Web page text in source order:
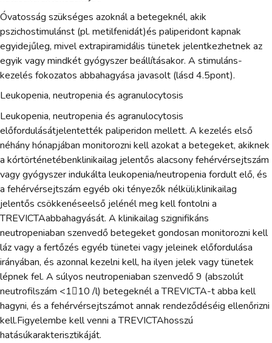
Óvatosság szükséges azoknál a betegeknél, akik
pszichostimulánst (pl. metilfenidát)és paliperidont kapnak
egyidejűleg, mivel extrapiramidális tünetek jelentkezhetnek az
egyik vagy mindkét gyógyszer beállításakor. A stimuláns-
kezelés fokozatos abbahagyása javasolt (lásd 4.5pont).
Leukopenia, neutropenia és agranulocytosis
Leukopenia, neutropenia és agranulocytosis
előfordulásátjelentették paliperidon mellett. A kezelés első
néhány hónapjában monitorozni kell azokat a betegeket, akiknek
a kórtörténetébenklinikailag jelentős alacsony fehérvérsejtszám
vagy gyógyszer indukálta leukopenia/neutropenia fordult elő, és
a fehérvérsejtszám egyéb oki tényezők nélküli,klinikailag
jelentős csökkenéseelső jelénél meg kell fontolni a
TREVICTAabbahagyását. A klinikailag szignifikáns
neutropeniaban szenvedő betegeket gondosan monitorozni kell
láz vagy a fertőzés egyéb tünetei vagy jeleinek előfordulása
irányában, és azonnal kezelni kell, ha ilyen jelek vagy tünetek
lépnek fel. A súlyos neutropeniaban szenvedő 9 (abszolút
neutrofilszám <110 /l) betegeknél a TREVICTA-t abba kell
hagyni, és a fehérvérsejtszámot annak rendeződéséig ellenőrizni
kell.Figyelembe kell venni a TREVICTAhosszú
hatásúkarakterisztikáját.